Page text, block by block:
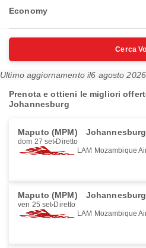
Economy
Cerca
Ultimo aggiornamento il6 agosto
Prenota e ottieni le migliori
Johannesburg
Maputo (MPM)
dom 27 set Diretto
LAM Mozambique
Maputo (MPM)
ven 25 set Diretto
LAM Mozambique